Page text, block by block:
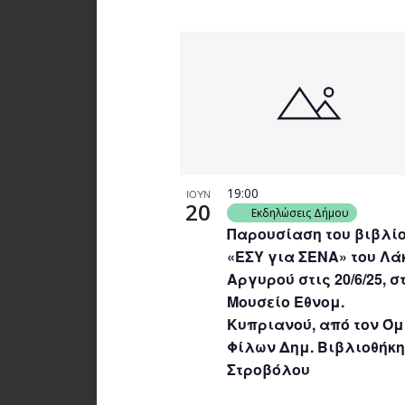
ΙΟΥΝ
20
Παρουσίαση του
«ΕΣΥ για ΣΕΝΑ» του
Αργυρού στις 20/6/25,
Μουσείο Εθνομ.
Κυπριανού, από τον
Φίλων Δημ.
Στροβόλου
19:00
Εκδηλώσεις Δήμου